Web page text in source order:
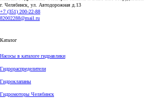
г. Челябинск, ул. Автодорожная д.13
+7 (351) 200-22-88
82002288@mail.ru
Каталог
Насосы в каталоге гидравлики
Гидрораспределители
Гидроклапаны
Гидромоторы Челябинск